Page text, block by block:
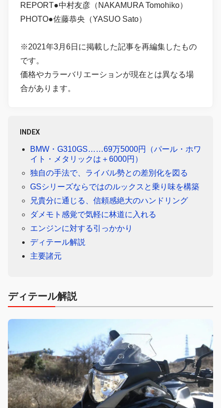
REPORT●中村友彦（NAKAMURA Tomohiko）
PHOTO●佐藤恭央（YASUO Sato）
※2021年3月6日に掲載した記事を再編集したもの
です。
価格やカラーバリエーションが現在とは異なる場
合があります。
INDEX
BMW・G310GS……69万5000円（パール・ホワ
イト・メタリックは＋6000円）
独自の手法で、ライバル勢との差別化を図る
GSシリーズならではのルックスと乗り味を構築
兄貴分に通じる、信頼感絶大のハンドリング
ダメモト感覚で気軽に林道に入れる
エンジンに対する引っかかり
ディテール解説
主要諸元
ディテール解説